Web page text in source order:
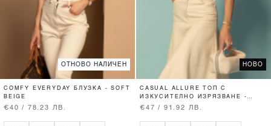
ОТНОВО НАЛИЧЕН
COMFY EVERYDAY БЛУЗКА - SOFT
BEIGE
€40 / 78.23 ЛВ.
НОВО
CASUAL ALLURE ТОП С
ИЗКУСИТЕЛНО ИЗРЯЗВАНЕ -
SOFT BEIGE
€47 / 91.92 ЛВ.